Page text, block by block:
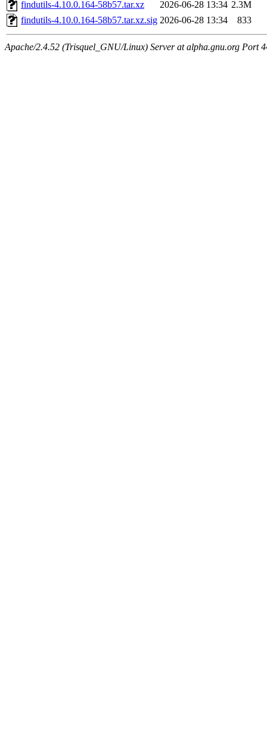
findutils-4.10.0.164-58b57.tar.xz 2026-06-28 13:34 2.3M
findutils-4.10.0.164-58b57.tar.xz.sig 2026-06-28 13:34 833
Apache/2.4.52 (Trisquel_GNU/Linux) Server at alpha.gnu.org Port